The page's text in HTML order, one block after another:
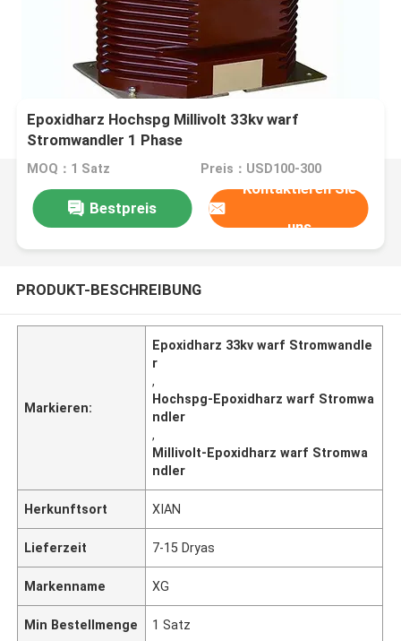
Epoxidharz Hochspg Millivolt 33kv warf
Stromwandler 1 Phase
MOQ：1 Satz Preis：USD100-300
Bestpreis
Kontaktieren Sie
uns
PRODUKT-BESCHREIBUNG
Markieren:
Epoxidharz 33kv warf Stromwandle
r
,
Hochspg-Epoxidharz warf Stromwa
ndler
,
Millivolt-Epoxidharz warf Stromwa
ndler
Herkunftsort XIAN
Lieferzeit 7-15 Dryas
Markenname XG
Min Bestellmenge 1 Satz